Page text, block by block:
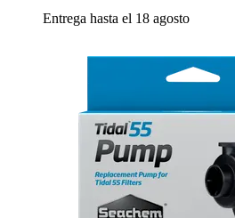
Entrega hasta el 18 agosto